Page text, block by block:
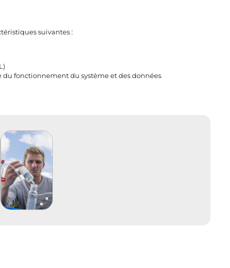
suivantes :
fonctionnement du système et des données